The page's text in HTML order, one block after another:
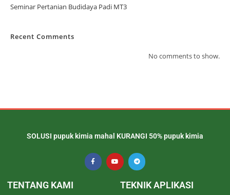
Seminar Pertanian Budidaya Padi MT3
Recent Comments
No comments to show.
SOLUSI pupuk kimia mahal KURANGI 50% pupuk kimia
TENTANG KAMI TEKNIK APLIKASI